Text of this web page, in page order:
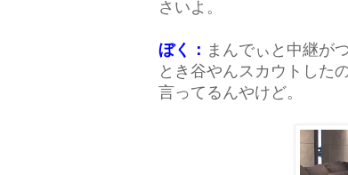
さいよ。
ぼく： まんでぃと中継が
とき谷やんスカウトした
言ってるんやけど。